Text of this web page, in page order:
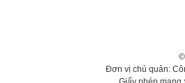
Đơn vị chủ quản: